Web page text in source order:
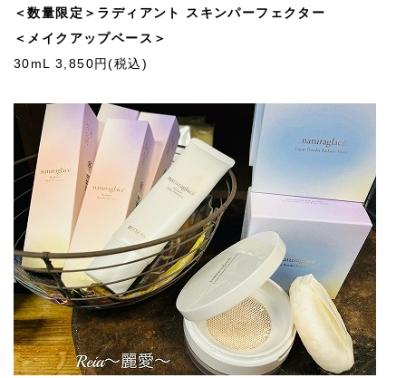
＜数量限定＞ラディアント スキンパーフェクター
＜メイクアップベース＞
30mL 3,850円(税込)